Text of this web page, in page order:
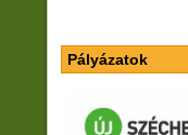
Pályázatok